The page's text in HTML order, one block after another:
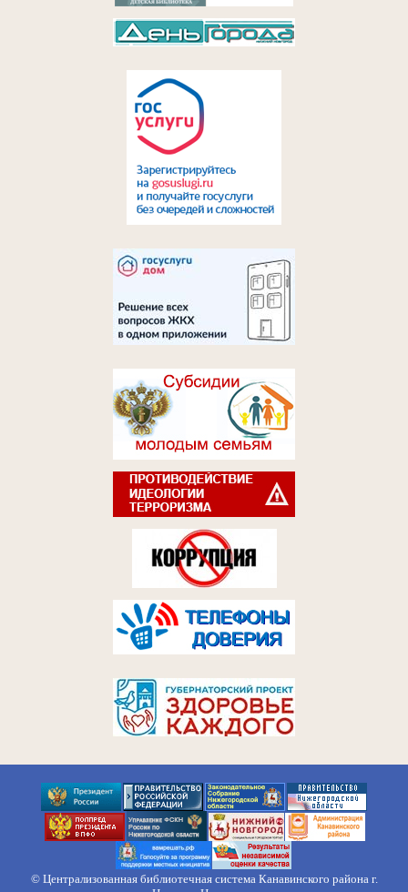
© Централизованная библиотечная система Канавинского района г.